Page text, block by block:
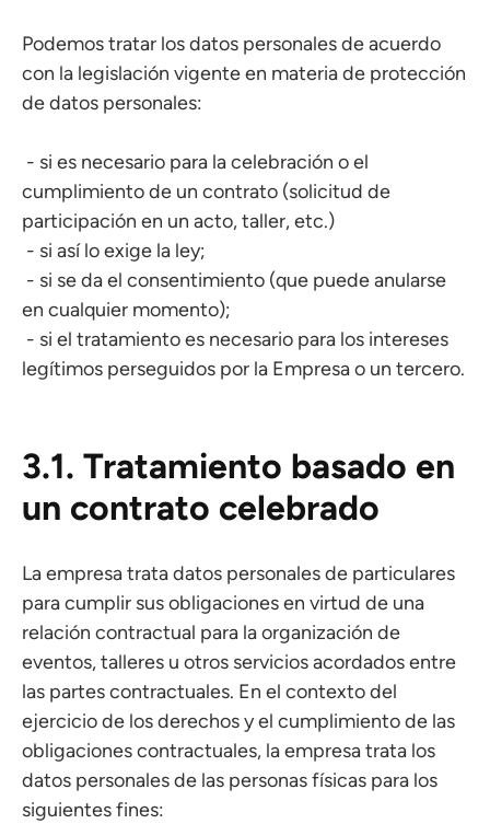
Podemos tratar los datos personales de acuerdo
con la legislación vigente en materia de protección
de datos personales:
- si es necesario para la celebración o el
cumplimiento de un contrato (solicitud de
participación en un acto, taller, etc.)
- si así lo exige la ley;
- si se da el consentimiento (que puede anularse
en cualquier momento);
- si el tratamiento es necesario para los intereses
legítimos perseguidos por la Empresa o un tercero.
3.1. Tratamiento basado en
un contrato celebrado
La empresa trata datos personales de particulares
para cumplir sus obligaciones en virtud de una
relación contractual para la organización de
eventos, talleres u otros servicios acordados entre
las partes contractuales. En el contexto del
ejercicio de los derechos y el cumplimiento de las
obligaciones contractuales, la empresa trata los
datos personales de las personas físicas para los
siguientes fines: